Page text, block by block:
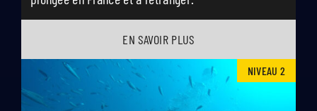
EN SAVOIR PLUS
NIVEAU 2